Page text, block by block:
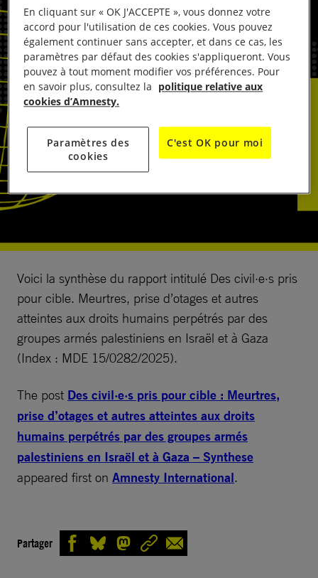
Voici la synthèse du rapport intitulé Des civil·e·s pris
pour cible. Meurtres, prise d’otages et autres
atteintes aux droits humains perpétrés par des
groupes armés palestiniens en Israël et à Gaza
(Index : MDE 15/0282/2025).
The post Des civil·e·s pris pour cible : Meurtres,
prise d’otages et autres atteintes aux droits
humains perpétrés par des groupes armés
palestiniens en Israël et à Gaza – Synthese
appeared first on Amnesty International.
Partager
En cliquant sur « OK J'ACCEPTE », vous donnez votre
accord pour l'utilisation de ces cookies. Vous pouvez
également continuer sans accepter, et dans ce cas, les
paramètres par défaut des cookies s'appliqueront. Vous
pouvez à tout moment modifier vos préférences. Pour
en savoir plus, consultez la politique relative aux
cookies d’Amnesty.
Paramètres des
cookies
C'est OK pour moi